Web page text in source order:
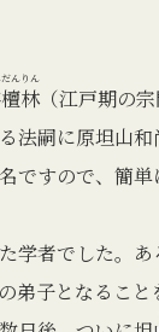
林
んりん
（江戸期の
嗣に原坦山和
ですので、簡
学者でした。
弟子となるこ